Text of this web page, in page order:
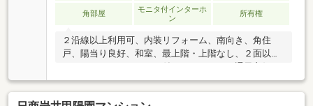
角部屋
モニタ付インターホ
ン
所有権
２沿線以上利用可、内装リフォーム、南向き、角住
戸、陽当り良好、和室、最上階・上階なし、２面以上
眺望良好